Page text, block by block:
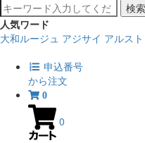
検索
人気ワード
大和ルージュ アジサイ アルス
申込番号
から注文
0
0